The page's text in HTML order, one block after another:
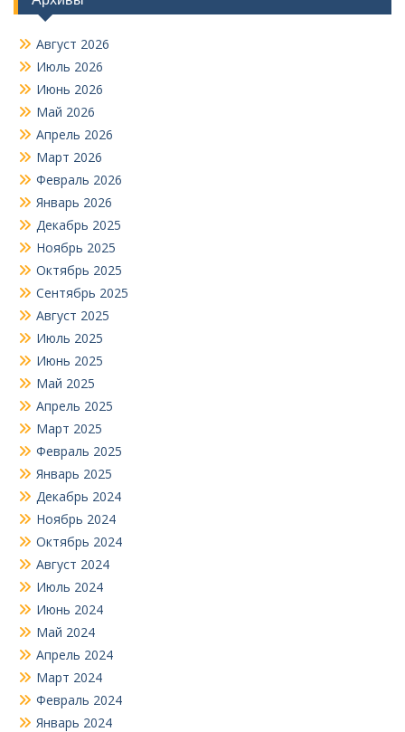
Август 2026
Июль 2026
Июнь 2026
Май 2026
Апрель 2026
Март 2026
Февраль 2026
Январь 2026
Декабрь 2025
Ноябрь 2025
Октябрь 2025
Сентябрь 2025
Август 2025
Июль 2025
Июнь 2025
Май 2025
Апрель 2025
Март 2025
Февраль 2025
Январь 2025
Декабрь 2024
Ноябрь 2024
Октябрь 2024
Август 2024
Июль 2024
Июнь 2024
Май 2024
Апрель 2024
Март 2024
Февраль 2024
Январь 2024